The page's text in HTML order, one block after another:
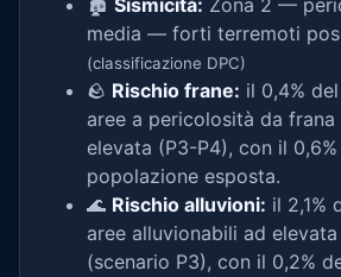
🏚️ Sismicità: Zona 2 —
media — forti terremoti
(classificazione DPC)
🪨 Rischio frane: il 0,4%
aree a pericolosità da
elevata (P3-P4), con il
popolazione esposta.
🌊 Rischio alluvioni: il 2,1%
aree alluvionabili ad
(scenario P3), con il 0,2%